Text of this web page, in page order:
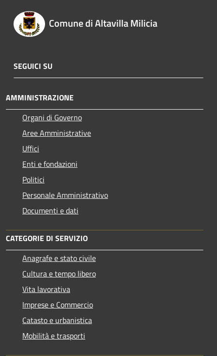
Comune di Altavilla Milicia
SEGUICI SU
AMMINISTRAZIONE
Organi di Governo
Aree Amministrative
Uffici
Enti e fondazioni
Politici
Personale Amministrativo
Documenti e dati
CATEGORIE DI SERVIZIO
Anagrafe e stato civile
Cultura e tempo libero
Vita lavorativa
Imprese e Commercio
Catasto e urbanistica
Mobilità e trasporti